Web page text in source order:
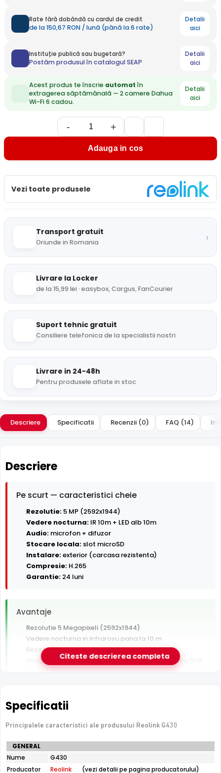
Rate fără dobândă cu cardul de credit
de la 150,67 RON / lună (până la 6 rate)
Detalii
aici
Instituție publică sau bugetară?
Postăm produsul în catalogul SEAP
Detalii
aici
Acest produs te înscrie automat în
extragerea săptămânală — 2 camere Dahua
Wi-Fi 6 cadou.
Detalii
aici
- +
Adauga in cos
Vezi toate produsele
Transport gratuit
Oriunde in Romania ›
Livrare la Locker
de la 15,99 lei · easybox, Cargus, FanCourier
Suport tehnic gratuit
Consiliere telefonica de la specialistii nostri
Livrare in 24-48h
Pentru produsele aflate in stoc
Descriere Specificatii Recenzii (0) FAQ (14)
Descriere
Pe scurt — caracteristici cheie
Rezolutie: 5 MP (2592x1944)
Vedere nocturna: IR 10m + LED alb 10m
Audio: microfon + difuzor
Stocare locala: slot microSD
Instalare:exterior (carcasa rezistenta)
Compresie: H.265
Garantie: 24 luni
Avantaje
Rezolutie 5 Megapixeli (2592x1944)
Vedere nocturna in infrarosu pana la 10 m
Rezistenta la exterior — ploaie, praf si inghet
Inregistrare pe card MicroSD, functioneaza si fara NVR
Audio bidirectional — asculti si vorbesti prin camera din
langa camera
Citeste descrierea completa
Specificatii
Principalele caracteristici ale produsului Reolink G430
Specificatii
tehnice
Reolink
G430
GENERAL
Nume
G430
Producator
Reolink
(vezi detalii pe pagina producatorului)